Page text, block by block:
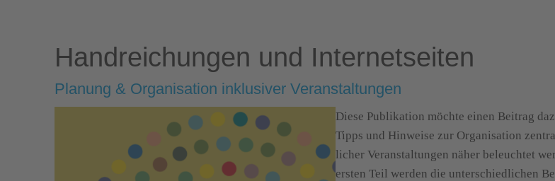
Handreichungen und Internetseiten
Planung & Organisation inklusiver Veranstaltungen
Diese Publikation möchte einen Beitrag
Tipps und Hinweise zur Organisation
licher Veranstaltungen näher beleuchtet
ersten Teil werden die unterschiedlichen